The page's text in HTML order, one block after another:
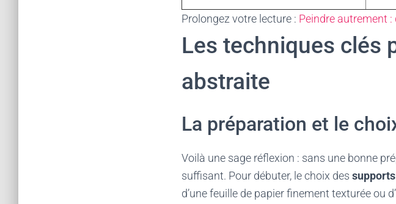
Prolongez votre lecture : Peindre autrement :
Les techniques clés
abstraite
La préparation et le
Voilà une sage réflexion : sans une bonne
suffisant. Pour débuter, le choix des supports
d’une feuille de papier finement texturée ou